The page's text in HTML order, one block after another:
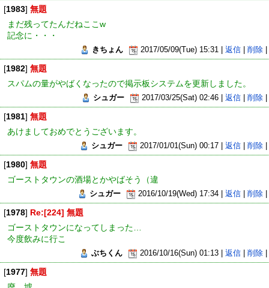
[1983] 無題
まだ残ってたんだねここw
記念に・・・
きちょん 2017/05/09(Tue) 15:31 |返信 |削除
[1982] 無題
スパムの量がやばくなったので掲示板システムを更新しました。
シュガー 2017/03/25(Sat) 02:46 |返信 |削除
[1981] 無題
あけましておめでとうございます。
シュガー 2017/01/01(Sun) 00:17 |返信 |削除
[1980] 無題
ゴーストタウンの酒場とかやばそう（違
シュガー 2016/10/19(Wed) 17:34 |返信 |削除
[1978] Re:[224] 無題
ゴーストタウンになってしまった…
今度飲みに行こ
ぶちくん 2016/10/16(Sun) 01:13 |返信 |削除
[1977] 無題